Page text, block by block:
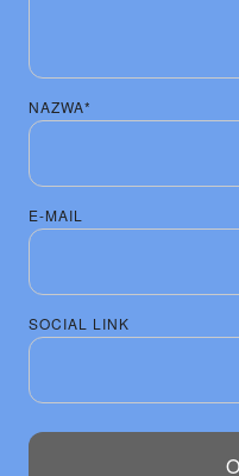
NAZWA*
E-MAIL
SOCIAL LINK